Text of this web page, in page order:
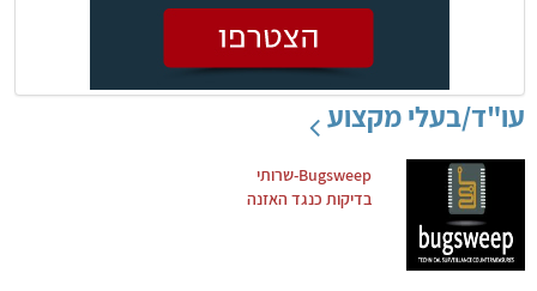
עו"ד/בעלי מקצוע
Bugsweep-שרותי
בדיקות כנגד האזנה